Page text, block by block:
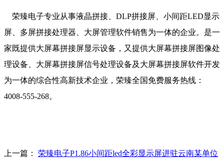
荣臻电子专业从事液晶拼接、DLP拼接屏、小间距LED显示
屏、多屏拼接处理器、大屏管理软件销售为一体的企业。是一
家既提供大屏幕拼接屏显示设备，又提供大屏幕拼接屏图像处
理设备、大屏幕拼接屏信号处理设备及大屏幕拼接屏软件开发
为一体的综合性高新技术企业，荣臻全国免费服务热线：
4008-555-268。
上一篇： 荣臻电子P1.86小间距led全彩显示屏进驻云南某单位